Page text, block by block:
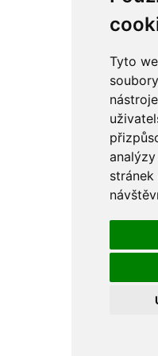
Tyto
sání
sedla
filtry